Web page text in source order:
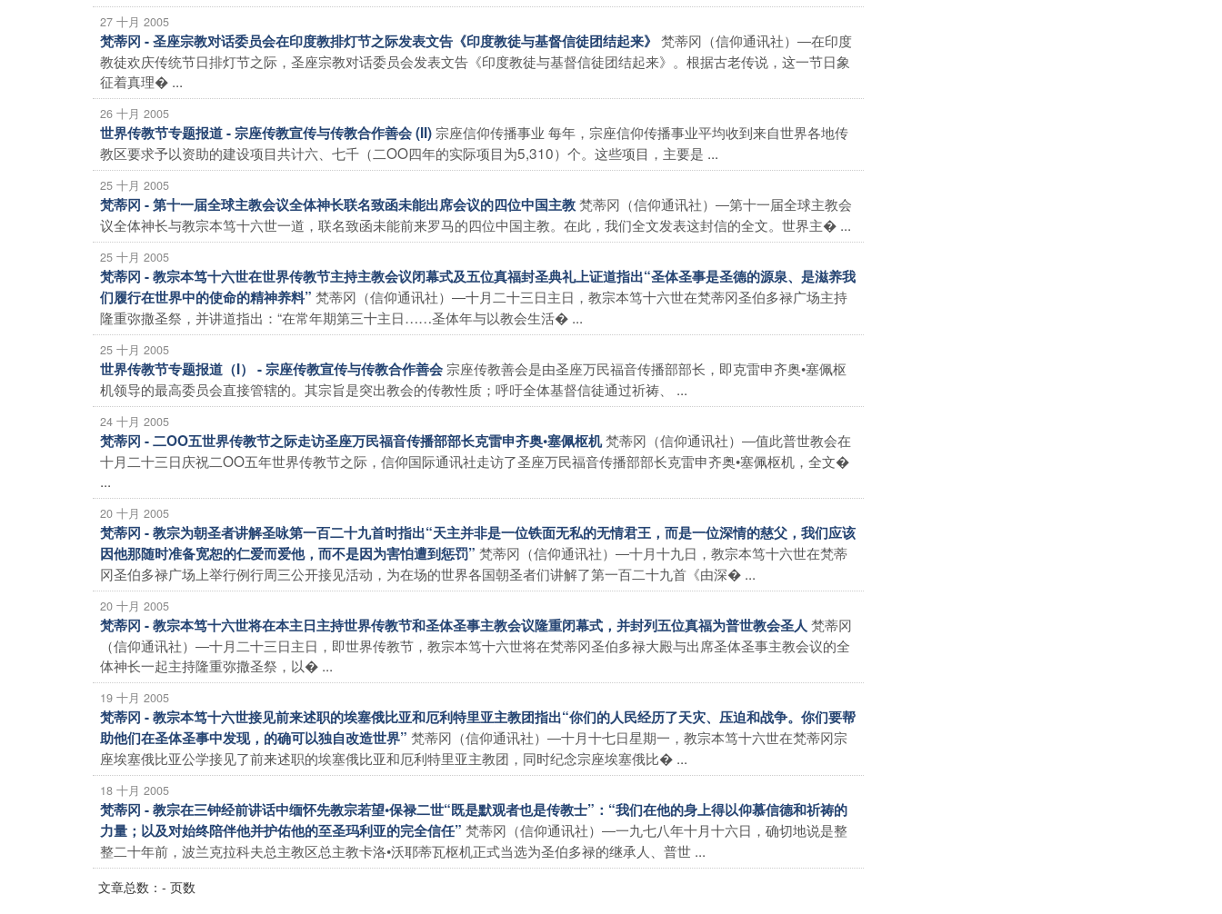
27 十月 2005
梵蒂冈 - 圣座宗教对话委员会在印度教排灯节之际发表文告《印度教徒与基督信徒团结起来》 梵蒂冈（信仰通讯社）―在印度
教徒欢庆传统节日排灯节之际，圣座宗教对话委员会发表文告《印度教徒与基督信徒团结起来》。根据古老传说，这一节日象
征着真理� ...
26 十月 2005
世界传教节专题报道 - 宗座传教宣传与传教合作善会 (II) 宗座信仰传播事业 每年，宗座信仰传播事业平均收到来自世界各地传
教区要求予以资助的建设项目共计六、七千（二OO四年的实际项目为5,310）个。这些项目，主要是 ...
25 十月 2005
梵蒂冈 - 第十一届全球主教会议全体神长联名致函未能出席会议的四位中国主教梵蒂冈（信仰通讯社）―第十一届全球主教会
议全体神长与教宗本笃十六世一道，联名致函未能前来罗马的四位中国主教。在此，我们全文发表这封信的全文。世界主� ...
25 十月 2005
梵蒂冈 - 教宗本笃十六世在世界传教节主持主教会议闭幕式及五位真福封圣典礼上证道指出“圣体圣事是圣德的源泉、是滋养我
们履行在世界中的使命的精神养料” 梵蒂冈（信仰通讯社）―十月二十三日主日，教宗本笃十六世在梵蒂冈圣伯多禄广场主持
隆重弥撒圣祭，并讲道指出：“在常年期第三十主日……圣体年与以教会生活� ...
25 十月 2005
世界传教节专题报道（I） - 宗座传教宣传与传教合作善会 宗座传教善会是由圣座万民福音传播部部长，即克雷申齐奥•塞佩枢
机领导的最高委员会直接管辖的。其宗旨是突出教会的传教性质；呼吁全体基督信徒通过祈祷、 ...
24 十月 2005
梵蒂冈 - 二OO五世界传教节之际走访圣座万民福音传播部部长克雷申齐奥•塞佩枢机梵蒂冈（信仰通讯社）―值此普世教会在
十月二十三日庆祝二OO五年世界传教节之际，信仰国际通讯社走访了圣座万民福音传播部部长克雷申齐奥•塞佩枢机，全文�
...
20 十月 2005
梵蒂冈 - 教宗为朝圣者讲解圣咏第一百二十九首时指出“天主并非是一位铁面无私的无情君王，而是一位深情的慈父，我们应该
因他那随时准备宽恕的仁爱而爱他，而不是因为害怕遭到惩罚” 梵蒂冈（信仰通讯社）―十月十九日，教宗本笃十六世在梵蒂
冈圣伯多禄广场上举行例行周三公开接见活动，为在场的世界各国朝圣者们讲解了第一百二十九首《由深� ...
20 十月 2005
梵蒂冈 - 教宗本笃十六世将在本主日主持世界传教节和圣体圣事主教会议隆重闭幕式，并封列五位真福为普世教会圣人 梵蒂冈
（信仰通讯社）―十月二十三日主日，即世界传教节，教宗本笃十六世将在梵蒂冈圣伯多禄大殿与出席圣体圣事主教会议的全
体神长一起主持隆重弥撒圣祭，以� ...
19 十月 2005
梵蒂冈 - 教宗本笃十六世接见前来述职的埃塞俄比亚和厄利特里亚主教团指出“你们的人民经历了天灾、压迫和战争。你们要帮
助他们在圣体圣事中发现，的确可以独自改造世界” 梵蒂冈（信仰通讯社）―十月十七日星期一，教宗本笃十六世在梵蒂冈宗
座埃塞俄比亚公学接见了前来述职的埃塞俄比亚和厄利特里亚主教团，同时纪念宗座埃塞俄比� ...
18 十月 2005
梵蒂冈 - 教宗在三钟经前讲话中缅怀先教宗若望•保禄二世“既是默观者也是传教士”：“我们在他的身上得以仰慕信德和祈祷的
力量；以及对始终陪伴他并护佑他的至圣玛利亚的完全信任” 梵蒂冈（信仰通讯社）―一九七八年十月十六日，确切地说是整
整二十年前，波兰克拉科夫总主教区总主教卡洛•沃耶蒂瓦枢机正式当选为圣伯多禄的继承人、普世 ...
文章总数：- 页数